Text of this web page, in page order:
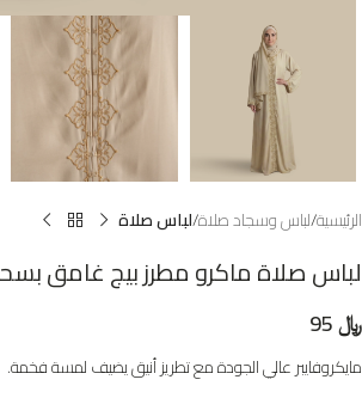
الرئيسية لباس وسجاد صلاة لباس صلاة
لباس صلاة ماكرو مطرز بيج غامق
﷼
مايكروفايبر عالي الجودة مع تطريز أنيق يضيف لمسة فخمة.